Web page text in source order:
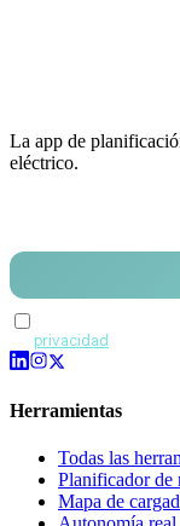
La app de
eléctrico.
privacidad
Herramientas
Todas las
Planificador de
Mapa de